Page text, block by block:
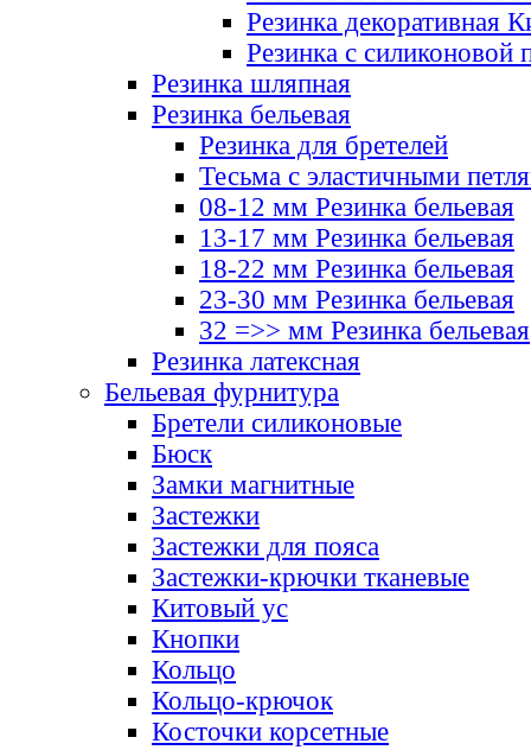
Резинка декоративная
Резинка с силиконовой
Резинка шляпная
Резинка бельевая
Резинка для бретелей
Тесьма с эластичными
08-12 мм Резинка бельевая
13-17 мм Резинка бельевая
18-22 мм Резинка бельевая
23-30 мм Резинка бельевая
32 =>> мм Резинка бельевая
Резинка латексная
Бельевая фурнитура
Бретели силиконовые
Бюск
Замки магнитные
Застежки
Застежки для пояса
Застежки-крючки тканевые
Китовый ус
Кнопки
Кольцо
Кольцо-крючок
Косточки корсетные